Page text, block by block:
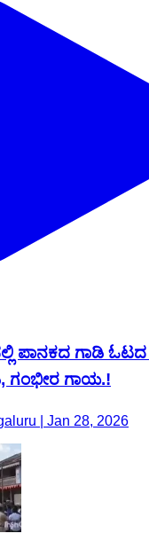
ಪಾನಕದ ಗಾಡಿ
ಗಂಭೀರ ಗಾಯ.!
| Jan 28, 2026